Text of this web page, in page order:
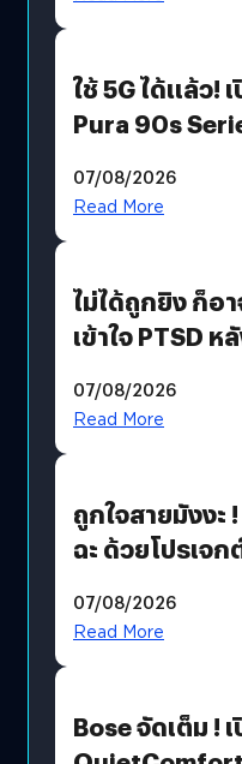
ใช้ 5G ได้แล้ว!
Pura 90s
07/08/2026
Read More
ไม่ได้ถูกยิง ก็อ
เข้าใจ PTSD ห
07/08/2026
Read More
ถูกใจสายมังงะ
ฉะ ด้วยโปรเจ
มีภาษาไทยด้วย
07/08/2026
Read More
Bose จัดเต็ม !